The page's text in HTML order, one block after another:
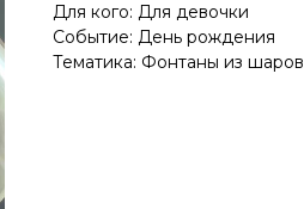
Для кого: Для девочки
Событие: День рождения
Тематика: Фонтаны из шаров